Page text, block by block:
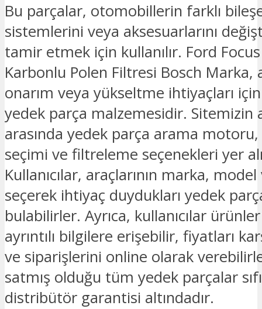
Bu parçalar, otomobillerin farklı
sistemlerini veya aksesuarlarını
tamir etmek için kullanılır. Ford
Karbonlu Polen Filtresi Bosch Marka,
onarım veya yükseltme ihtiyaçları
yedek parça malzemesidir. Sitemizin
arasında yedek parça arama
seçimi ve filtreleme seçenekleri yer
Kullanıcılar, araçlarının marka, model
seçerek ihtiyaç duydukları yedek
bulabilirler. Ayrıca, kullanıcılar
ayrıntılı bilgilere erişebilir, fiyatları
ve siparişlerini online olarak
satmış olduğu tüm yedek parçalar
distribütör garantisi altındadır.